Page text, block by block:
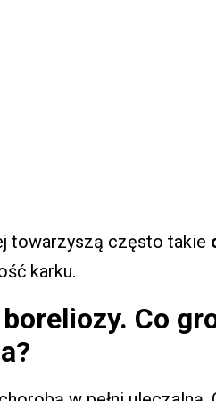
towarzyszą często takie
karku.
Co